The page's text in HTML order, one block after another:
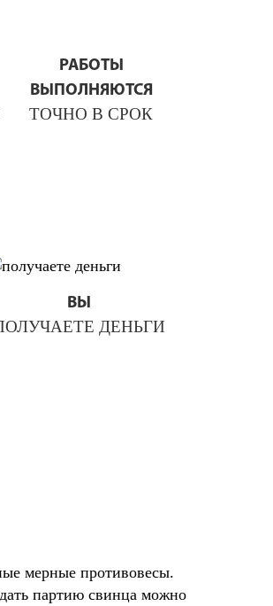
РАБОТЫ
ВЫПОЛНЯЮТСЯ
ТОЧНО В СРОК
ВЫ
ДЕНЬГИ
мерные противовесы.
партию свинца можно